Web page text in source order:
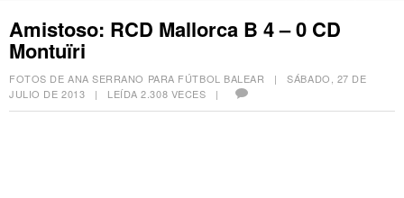
Amistoso: RCD Mallorca B 4 – 0 CD
Montuïri
FOTOS DE ANA SERRANO PARA FÚTBOL BALEAR |SÁBADO, 27 DE
JULIO DE 2013 | LEÍDA 2.308 VECES |